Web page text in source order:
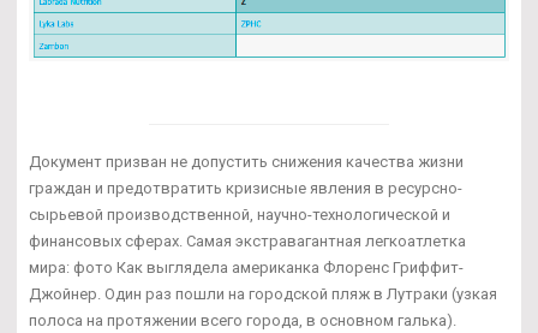
Документ призван не допустить снижения качества жизни
граждан и предотвратить кризисные явления в ресурсно-
сырьевой производственной, научно-технологической и
финансовых сферах. Самая экстравагантная легкоатлетка
мира: фото Как выглядела американка Флоренс Гриффит-
Джойнер. Один раз пошли на городской пляж в Лутраки (узкая
полоса на протяжении всего города, в основном галька).